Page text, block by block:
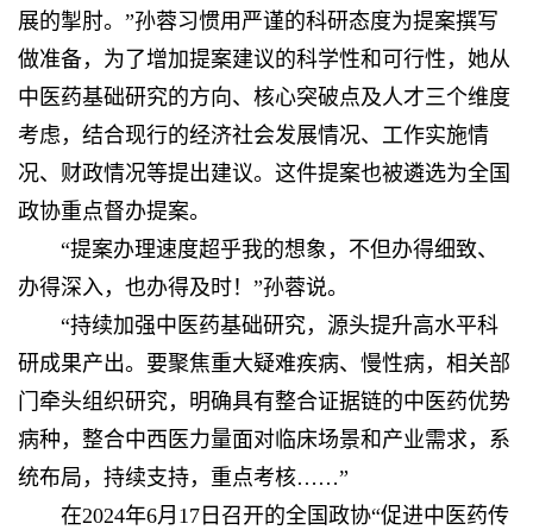
展的掣肘。”孙蓉习惯用严谨的科研态度为提案撰写
做准备，为了增加提案建议的科学性和可行性，她从
中医药基础研究的方向、核心突破点及人才三个维度
考虑，结合现行的经济社会发展情况、工作实施情
况、财政情况等提出建议。这件提案也被遴选为全国
政协重点督办提案。
“提案办理速度超乎我的想象，不但办得细致、
办得深入，也办得及时！”孙蓉说。
“持续加强中医药基础研究，源头提升高水平科
研成果产出。要聚焦重大疑难疾病、慢性病，相关部
门牵头组织研究，明确具有整合证据链的中医药优势
病种，整合中西医力量面对临床场景和产业需求，系
统布局，持续支持，重点考核……”
在2024年6月17日召开的全国政协“促进中医药传